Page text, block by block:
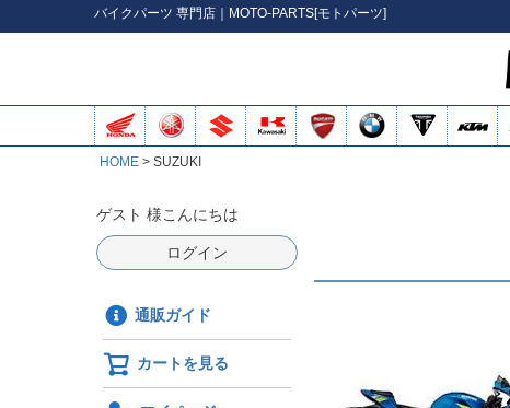
バイクパーツ 専門店｜MOTO-PARTS[モトパーツ]
HOME SUZUKI
ゲスト 様こんにちは
ログイン
通販ガイド
カートを見る